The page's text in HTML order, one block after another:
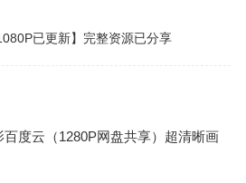
已更新】完整资源已分享
百度云（1280P网盘共享）超清晰画